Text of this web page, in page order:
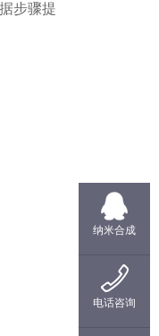
步骤提
纳米合成
电话咨询